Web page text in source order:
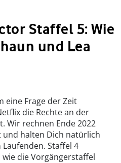
Staffel 5: Wie
und Lea
eine Frage der Zeit
die Rechte an der
Wir rechnen Ende 2022
und halten Dich natürlich
Staffel 4
die Vorgängerstaffel